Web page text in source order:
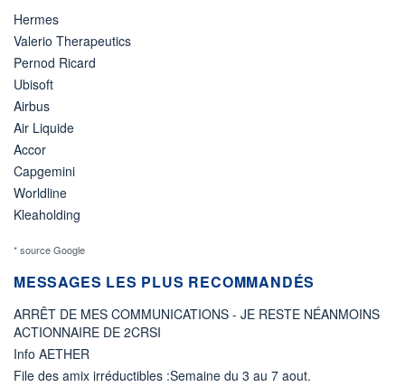
Hermes
Valerio Therapeutics
Pernod Ricard
Ubisoft
Airbus
Air Liquide
Accor
Capgemini
Worldline
Kleaholding
* source Google
MESSAGES LES PLUS RECOMMANDÉS
ARRÊT DE MES COMMUNICATIONS - JE RESTE NÉANMOINS
ACTIONNAIRE DE 2CRSI
Info AETHER
File des amix irréductibles :Semaine du 3 au 7 aout.